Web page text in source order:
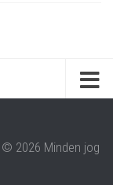
© 2026 Minden jog